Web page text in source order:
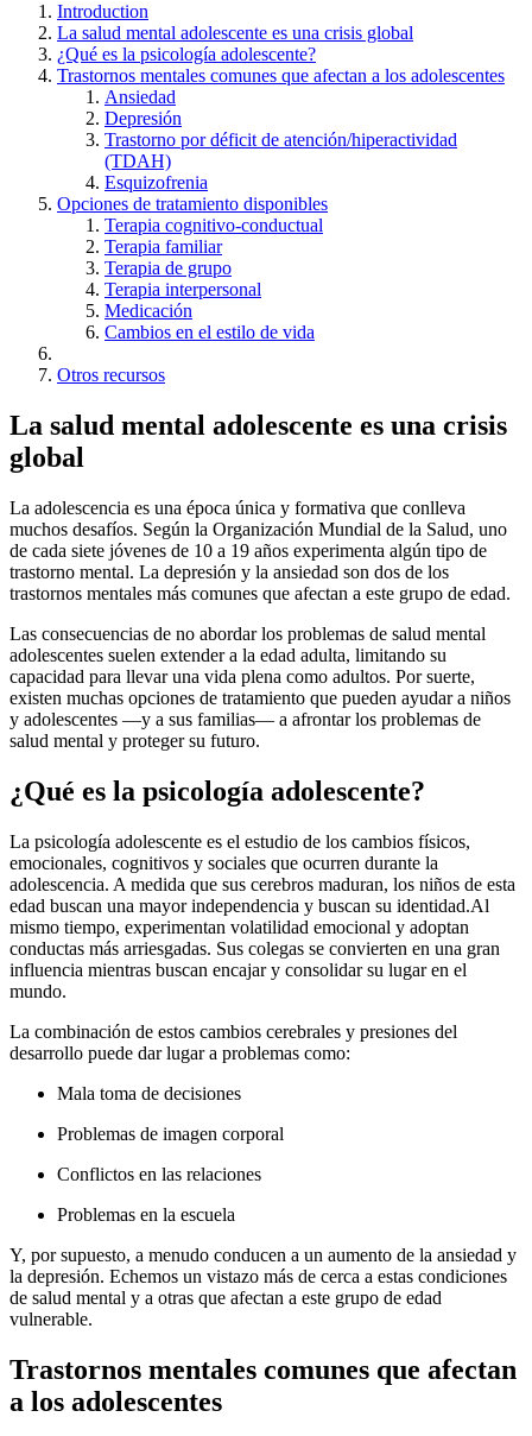
Introduction
La salud mental adolescente es una crisis global
¿Qué es la psicología adolescente?
Trastornos mentales comunes que afectan a los adolescentes
Ansiedad
Depresión
Trastorno por déficit de atención/hiperactividad
(TDAH)
Esquizofrenia
Opciones de tratamiento disponibles
Terapia cognitivo-conductual
Terapia familiar
Terapia de grupo
Terapia interpersonal
Medicación
Cambios en el estilo de vida
Otros recursos
La salud mental adolescente es una crisis
global
La adolescencia es una época única y formativa que conlleva
muchos desafíos. Según la Organización Mundial de la Salud, uno
de cada siete jóvenes de 10 a 19 años experimenta algún tipo de
trastorno mental. La depresión y la ansiedad son dos de los
trastornos mentales más comunes que afectan a este grupo de edad.
Las consecuencias de no abordar los problemas de salud mental
adolescentes suelen extender a la edad adulta, limitando su
capacidad para llevar una vida plena como adultos. Por suerte,
existen muchas opciones de tratamiento que pueden ayudar a niños
y adolescentes —y a sus familias— a afrontar los problemas de
salud mental y proteger su futuro.
¿Qué es la psicología adolescente?
La psicología adolescente es el estudio de los cambios físicos,
emocionales, cognitivos y sociales que ocurren durante la
adolescencia. A medida que sus cerebros maduran, los niños de esta
edad buscan una mayor independencia y buscan su identidad.Al
mismo tiempo, experimentan volatilidad emocional y adoptan
conductas más arriesgadas. Sus colegas se convierten en una gran
influencia mientras buscan encajar y consolidar su lugar en el
mundo.
La combinación de estos cambios cerebrales y presiones del
desarrollo puede dar lugar a problemas como:
Mala toma de decisiones
Problemas de imagen corporal
Conflictos en las relaciones
Problemas en la escuela
Y, por supuesto, a menudo conducen a un aumento de la ansiedad y
la depresión. Echemos un vistazo más de cerca a estas condiciones
de salud mental y a otras que afectan a este grupo de edad
vulnerable.
Trastornos mentales comunes que afectan
a los adolescentes